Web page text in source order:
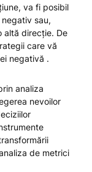
va fi posibil
sau,
altă direcție. De
care vă
negativă .
analiza
nevoilor
de metrici